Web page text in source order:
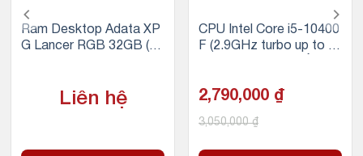
Ram Desktop Adata XP
G Lancer RGB 32GB (2x
Liên hệ
CPU Intel Core i5-10400
F (2.9GHz turbo up to 4.
ket Intel LGA 1200
2,790,000 ₫
3,050,000₫